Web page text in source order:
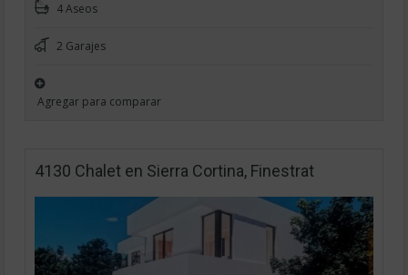
4 Aseos
2 Garajes
Agregar para comparar
4130 Chalet en Sierra Cortina, Finestrat